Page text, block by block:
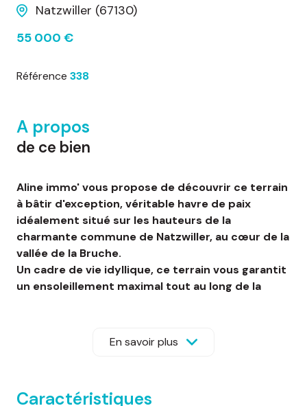
Natzwiller (67130)
55 000 €
Référence 338
A propos
de ce bien
Aline immo' vous propose de découvrir ce terrain
à bâtir d'exception, véritable havre de paix
idéalement situé sur les hauteurs de la
charmante commune de Natzwiller, au cœur de la
vallée de la Bruche.
Un cadre de vie idyllique, ce terrain vous garantit
un ensoleillement maximal tout au long de la
sur le village et les forêts environnantes. Calme
absolu et proximité immédiate avec la nature
temps précieux ! Oubliez les démarches
En savoir plus
Caractéristiques